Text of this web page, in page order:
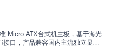
Micro ATX台式机主板，基于海光
接口，产品兼容国内主流独立显